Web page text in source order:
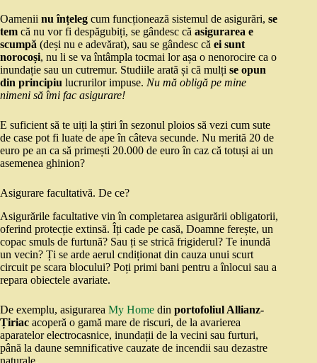
Oamenii nu înțeleg cum funcționează sistemul de asigurări, se
tem că nu vor fi despăgubiți, se gândesc că asigurarea e
scumpă (deși nu e adevărat), sau se gândesc că ei sunt
norocoși, nu li se va întâmpla tocmai lor așa o nenorocire ca o
inundație sau un cutremur. Studiile arată și că mulți se opun
din principiu lucrurilor impuse. Nu mă obligă pe mine
nimeni să îmi fac asigurare!
E suficient să te uiți la știri în sezonul ploios să vezi cum sute
de case pot fi luate de ape în câteva secunde. Nu merită 20 de
euro pe an ca să primești 20.000 de euro în caz că totuși ai un
asemenea ghinion?
Asigurare facultativă. De ce?
Asigurările facultative vin în completarea asigurării obligatorii,
oferind protecție extinsă. Îți cade pe casă, Doamne ferește, un
copac smuls de furtună? Sau ți se strică frigiderul? Te inundă
un vecin? Ți se arde aerul cndiționat din cauza unui scurt
circuit pe scara blocului? Poți primi bani pentru a înlocui sau a
repara obiectele avariate.
De exemplu, asigurarea My Home din portofoliul Allianz-
Țiriac acoperă o gamă mare de riscuri, de la avarierea
aparatelor electrocasnice, inundații de la vecini sau furturi,
până la daune semnificative cauzate de incendii sau dezastre
naturale.